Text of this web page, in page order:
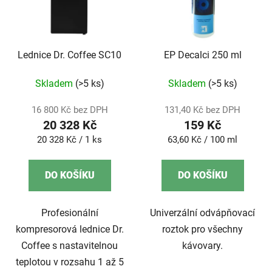
Lednice Dr. Coffee SC10
Skladem (>5 ks)
16 800 Kč bez DPH
20 328 Kč
Měrná
20 328 Kč / 1 ks
DO KOŠÍKU
Profesionální
kompresorová lednice Dr.
Coffee s nastavitelnou
teplotou v rozsahu 1 až 5
EP Decalci 250 ml
Skladem (>5 ks)
131,40 Kč bez DPH
159 Kč
Měrná
63,60 Kč / 100 ml
DO KOŠÍKU
Univerzální odvápňovací
roztok pro všechny
kávovary.